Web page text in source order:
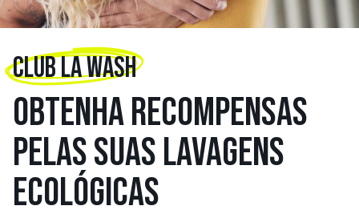
CLUB LA WASH
OBTENHA RECOMPENSAS
PELAS SUAS LAVAGENS
ECOLÓGICAS